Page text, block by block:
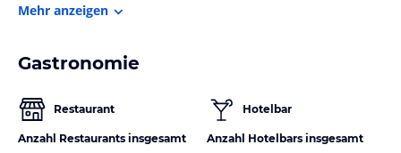
Mehr anzeigen
Gastronomie
Restaurant
Anzahl Restaurants insgesamt
Hotelbar
Anzahl Hotelbars insgesamt